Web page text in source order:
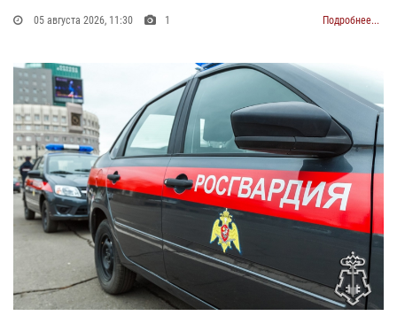
05 августа 2026, 11:30 1 Подробнее...